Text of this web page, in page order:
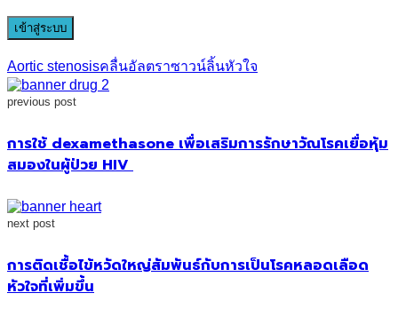
Aortic stenosisคลื่นอัลตราซาวน์ลิ้นหัวใจ
previous post
การใช้ dexamethasone เพื่อเสริมการรักษาวัณโรคเยื่อหุ้ม
สมองในผู้ป่วย HIV
next post
การติดเชื้อไข้หวัดใหญ่สัมพันธ์กับการเป็นโรคหลอดเลือด
หัวใจที่เพิ่มขึ้น